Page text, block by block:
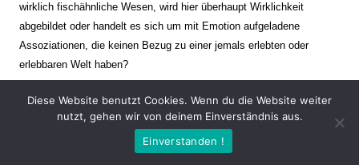
wirklich fischähnliche Wesen, wird hier überhaupt Wirklichkeit
abgebildet oder handelt es sich um mit Emotion aufgeladene
Assoziationen, die keinen Bezug zu einer jemals erlebten oder
erlebbaren Welt haben?
Verharren und Dynamik stehen sich dabei gegenüber. Zeit steht still
oder verrinnt im Nu. Es soll dabei eine Spannung, auch farblich, bis
zur Schmerzgrenze erzeugt werden. Die Arbeiten stellen ambivalente
Diese Website benutzt Cookies. Wenn du die Website weiter
nutzt, gehen wir von deinem Einverständnis aus.
Einverstanden !